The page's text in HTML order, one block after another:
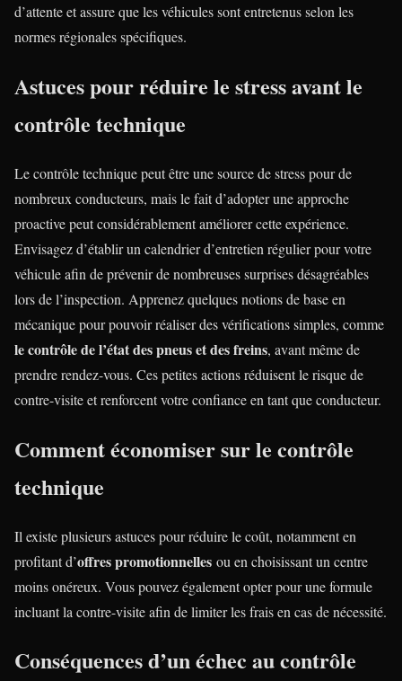
d’attente et assure que les véhicules sont entretenus selon les
normes régionales spécifiques.
Astuces pour réduire le stress avant le
contrôle technique
Le contrôle technique peut être une source de stress pour de
nombreux conducteurs, mais le fait d’adopter une approche
proactive peut considérablement améliorer cette expérience.
Envisagez d’établir un calendrier d’entretien régulier pour votre
véhicule afin de prévenir de nombreuses surprises désagréables
lors de l’inspection. Apprenez quelques notions de base en
mécanique pour pouvoir réaliser des vérifications simples, comme
le contrôle de l’état des pneus et des freins, avant même de
prendre rendez-vous. Ces petites actions réduisent le risque de
contre-visite et renforcent votre confiance en tant que conducteur.
Comment économiser sur le contrôle
technique
Il existe plusieurs astuces pour réduire le coût, notamment en
profitant d’offres promotionnelles ou en choisissant un centre
moins onéreux. Vous pouvez également opter pour une formule
incluant la contre-visite afin de limiter les frais en cas de nécessité.
Conséquences d’un échec au contrôle